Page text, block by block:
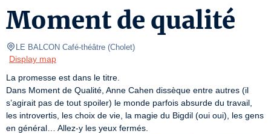
Moment de qualité
LE BALCON Café-théâtre (Cholet)
Display map
La promesse est dans le titre.
Dans Moment de Qualité, Anne Cahen dissèque entre autres (il
s’agirait pas de tout spoiler) le monde parfois absurde du travail,
les introvertis, les choix de vie, la magie du Bigdil (oui oui), les gens
en général… Allez-y les yeux fermés.